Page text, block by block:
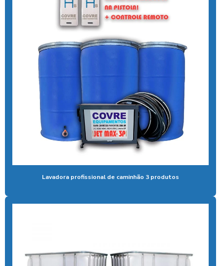
Aspirador de pó fichas e moedas
Aspirador de pó industrial para carros
Aspirador de pó de moeda
Aspirador de pó self service
Aspirador para posto ficha
Aspirador para posto de gasolina
Aspirador para posto de lavagem
Aspirador profissional para carros
Aspirador self service onde encontrar
Lavadora profissional de caminhão 3 produtos